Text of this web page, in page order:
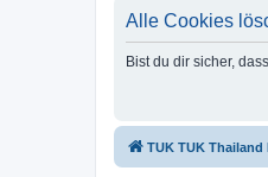
Alle Cookies
Bist du dir sicher,
TUK TUK Thailand